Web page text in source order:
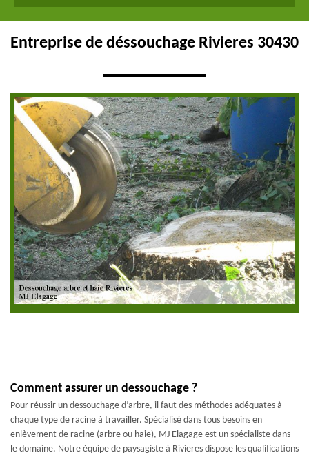
Entreprise de déssouchage Rivieres 30430
Comment assurer un dessouchage ?
Pour réussir un dessouchage d’arbre, il faut des méthodes adéquates à
chaque type de racine à travailler. Spécialisé dans tous besoins en
enlèvement de racine (arbre ou haie), MJ Elagage est un spécialiste dans
le domaine. Notre équipe de paysagiste à Rivieres dispose les qualifications